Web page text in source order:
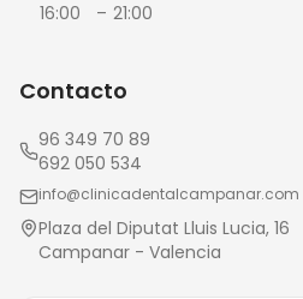
16:00
– 21:00
Contacto
96 349 70 89
692 050 534
info@clinicadentalcampanar.com
Plaza del Diputat Lluis Lucia, 16
Campanar - Valencia